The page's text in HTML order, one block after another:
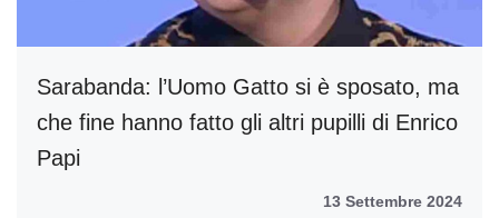
Sarabanda: l’Uomo Gatto si è sposato, ma
che fine hanno fatto gli altri pupilli di Enrico
Papi
13 Settembre 2024